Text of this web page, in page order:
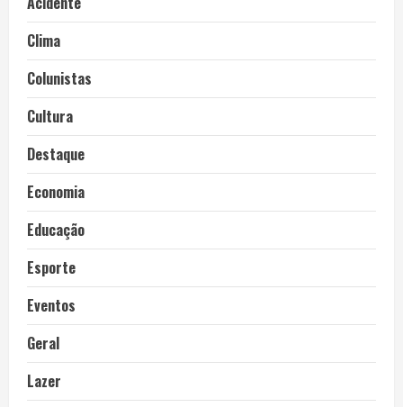
Clima
Colunistas
Cultura
Destaque
Economia
Educação
Esporte
Eventos
Geral
Lazer